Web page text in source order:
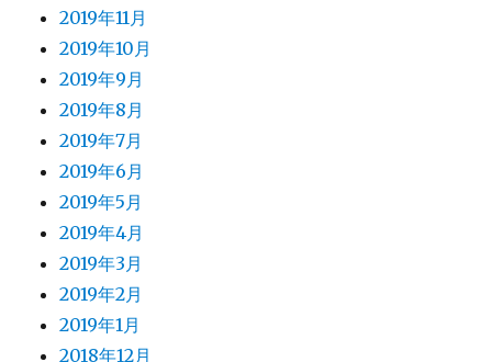
2019年11月
2019年10月
2019年9月
2019年8月
2019年7月
2019年6月
2019年5月
2019年4月
2019年3月
2019年2月
2019年1月
2018年12月